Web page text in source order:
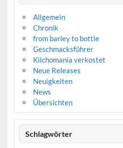
Allgemein
Chronik
from barley to bottle
Geschmacksführer
Kilchomania verkostet
Neue Releases
Neuigkeiten
News
Übersichten
Schlagwörter